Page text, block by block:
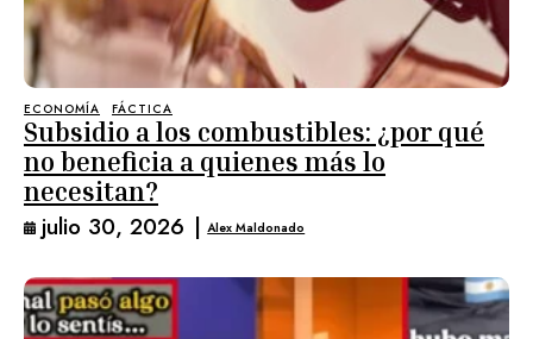
ECONOMÍA FÁCTICA
Subsidio a los combustibles: ¿por qué
no beneficia a quienes más lo
necesitan?
julio 30, 2026 | Alex Maldonado